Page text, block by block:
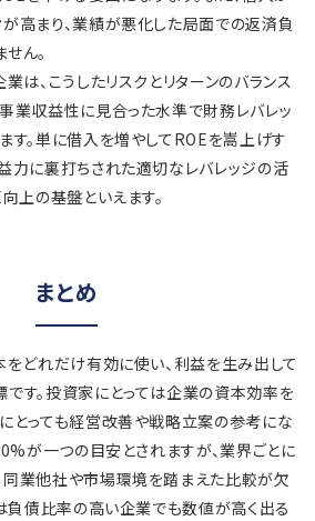
高まり、業績が悪化した局面での返済負
ん。
は、こうしたリスクとリターンのバランス
業収益性に見合った水準で財務レバレッ
す。単に借入を増やしてROEを嵩上げす
力に裏打ちされた適切なレバレッジの活
上の基盤といえます。
まとめ
どれだけ有効に使い、利益を生み出して
す。投資家にとっては企業の資本効率を
とっても経営改善や戦略立案の参考にな
が一つの目安とされますが、業界ごとに
業他社や市場環境を踏まえた比較が欠
負債比率の高い企業でも数値が高く出る